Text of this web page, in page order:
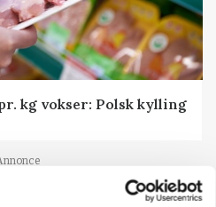
kg vokser: Polsk kylling